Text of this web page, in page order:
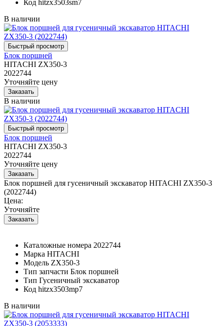
Код hitzx3503sm7
В наличии
Блок поршней
HITACHI ZX350-3
2022744
Уточняйте цену
В наличии
Блок поршней
HITACHI ZX350-3
2022744
Уточняйте цену
Блок поршней для гусеничный экскаватор HITACHI ZX350-3
(2022744)
Цена:
Уточняйте
Каталожные номера 2022744
Марка HITACHI
Модель ZX350-3
Тип запчасти Блок поршней
Тип Гусеничный экскаватор
Код hitzx3503mp7
В наличии